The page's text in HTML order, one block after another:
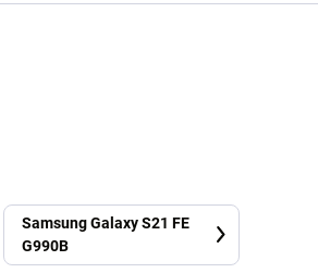
Samsung Galaxy S21 FE
G990B